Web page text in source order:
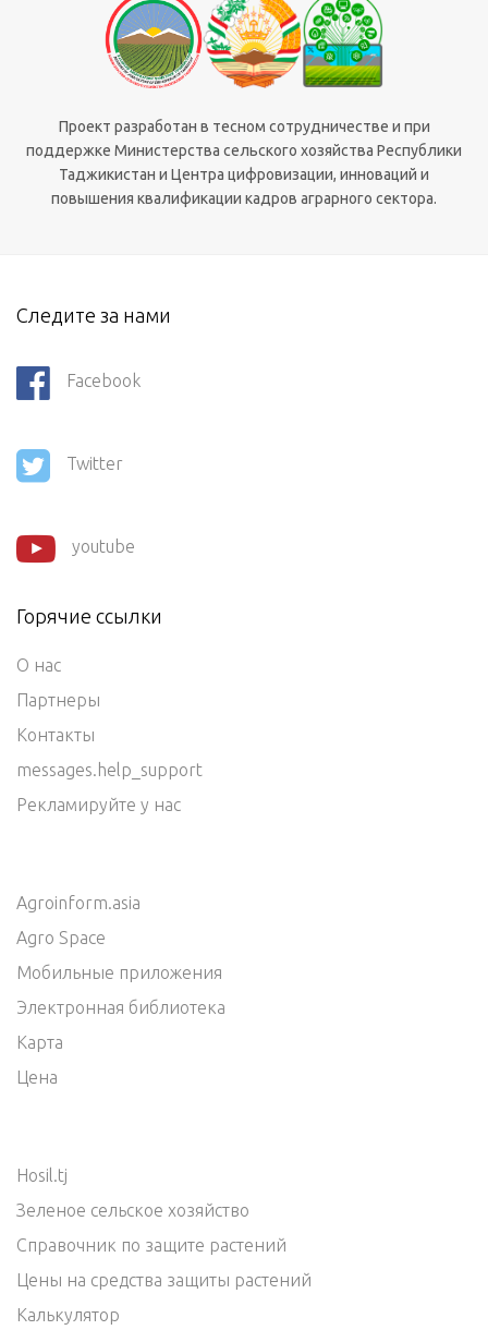
Проект разработан в тесном сотрудничестве и при
поддержке Министерства сельского хозяйства Республики
Таджикистан и Центра цифровизации, инноваций и
повышения квалификации кадров аграрного сектора.
Следите за нами
Facebook
Twitter
youtube
Горячие ссылки
О нас
Партнеры
Контакты
messages.help_support
Рекламируйте у нас
Agroinform.asia
Agro Space
Мобильные приложения
Электронная библиотека
Карта
Цена
Hosil.tj
Зеленое сельское хозяйство
Справочник по защите растений
Цены на средства защиты растений
Калькулятор